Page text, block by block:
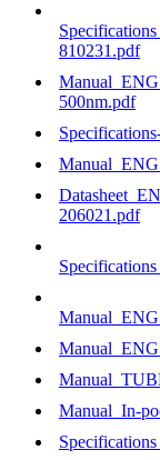
810231.pdf
500nm.pdf
206021.pdf
Manual_In-